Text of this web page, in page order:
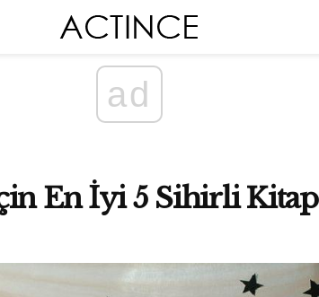
ad
En İyi 5 Sihirli Kitap